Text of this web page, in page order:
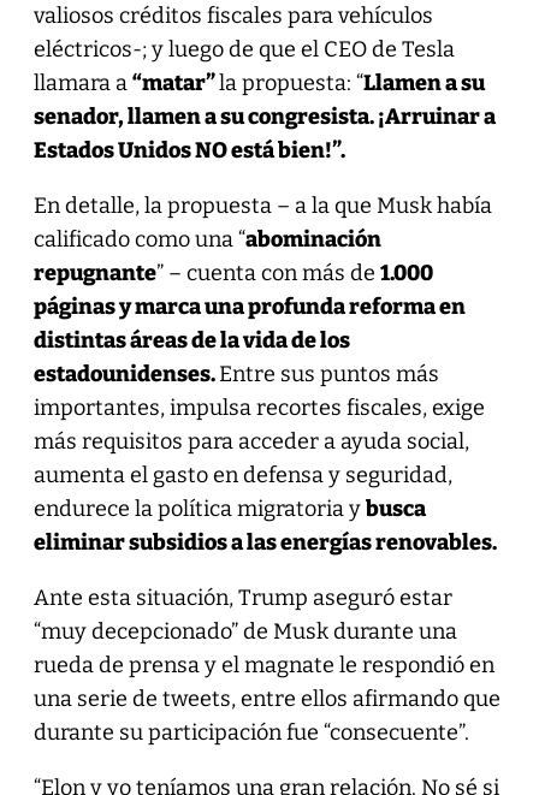
valiosos créditos fiscales para vehículos
eléctricos-; y luego de que el CEO de Tesla
llamara a“matar”la propuesta: “Llamen a su
senador, llamen a su congresista. ¡Arruinar a
Estados Unidos NO está bien!”.
En detalle, la propuesta – a la que Musk había
calificado como una “abominación
repugnante” – cuenta con más de 1.000
páginas y marca una profunda reforma en
distintas áreas de la vida de los
estadounidenses.Entre sus puntos más
importantes, impulsa recortes fiscales, exige
más requisitos para acceder a ayuda social,
aumenta el gasto en defensa y seguridad,
endurece la política migratoria ybusca
eliminar subsidios a las energías renovables.
Ante esta situación, Trump aseguró estar
“muy decepcionado” de Musk durante una
rueda de prensa y el magnate le respondió en
una serie de tweets, entre ellos afirmando que
durante su participación fue “consecuente”.
“Elon y yo teníamos una gran relación. No sé si